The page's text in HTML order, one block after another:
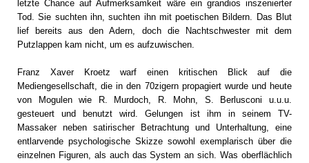
letzte Chance auf Aufmerksamkeit wäre ein grandios inszenierter
Tod. Sie suchten ihn, suchten ihn mit poetischen Bildern. Das Blut
lief bereits aus den Adern, doch die Nachtschwester mit dem
Putzlappen kam nicht, um es aufzuwischen.
Franz Xaver Kroetz warf einen kritischen Blick auf die
Mediengesellschaft, die in den 70zigern propagiert wurde und heute
von Mogulen wie R. Murdoch, R. Mohn, S. Berlusconi u.u.u.
gesteuert und benutzt wird. Gelungen ist ihm in seinem TV-
Massaker neben satirischer Betrachtung und Unterhaltung, eine
entlarvende psychologische Skizze sowohl exemplarisch über die
einzelnen Figuren, als auch das System an sich. Was oberflächlich